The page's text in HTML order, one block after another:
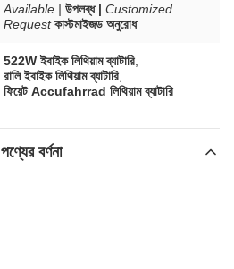
Available | উপলব্ধ | Customized
Request কাস্টমাইজড অনুরোধ
522W ইবাইক লিথিয়াম ব্যাটারি
রালি ইবাইক লিথিয়াম ব্যাটারি
ফিয়েট Accufahrrad লিথিয়াম ব্যাটারি
পণ্যের বর্ণনা